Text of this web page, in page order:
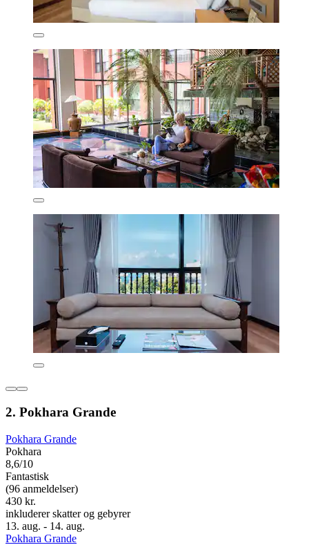
2. Pokhara Grande
Pokhara Grande
Pokhara
8,6/10
Fantastisk
(96 anmeldelser)
430 kr.
inkluderer skatter og gebyrer
13. aug. - 14. aug.
Pokhara Grande